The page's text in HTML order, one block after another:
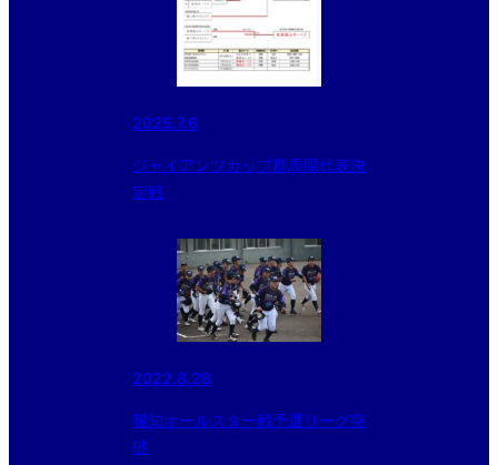
2025.7.6
ジャイアンツカップ群馬県代表決
定戦
2022.8.28
報知オールスター戦予選リーグ突
破